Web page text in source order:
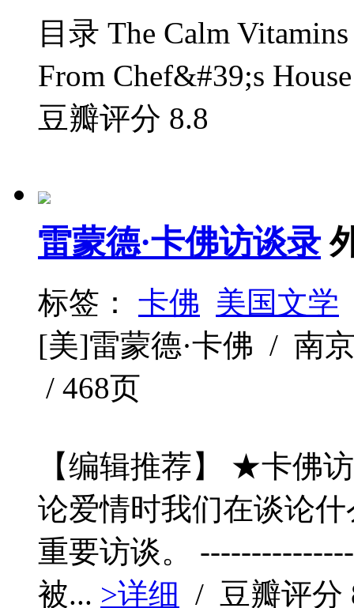
目录 The Calm
From Chef&#39;s
豆瓣评分 8.8
雷蒙德·卡佛访谈录
标签： 卡佛 美国文学
[美]雷蒙德·卡佛 / 南
/ 468页
【编辑推荐】 ★卡佛
论爱情时我们在谈论
重要访谈。
被... >详细 / 豆瓣评分